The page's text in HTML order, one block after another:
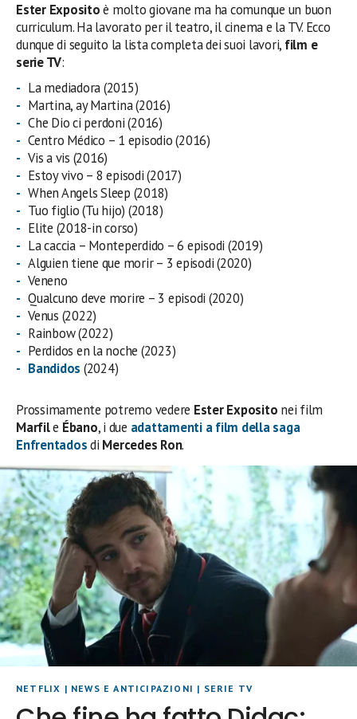
Ester Expositoè molto giovane ma ha comunque un buon
curriculum. Ha lavorato per il teatro, il cinema e la TV. Ecco
dunque di seguito la lista completa dei suoi lavori, film e
serie TV:
La mediadora (2015)
Martina, ay Martina (2016)
Che Dio ci perdoni (2016)
Centro Médico – 1 episodio (2016)
Vis a vis (2016)
Estoy vivo – 8 episodi (2017)
When Angels Sleep (2018)
Tuo figlio (Tu hijo) (2018)
Elite (2018-in corso)
La caccia – Monteperdido – 6 episodi (2019)
Alguien tiene que morir – 3 episodi (2020)
Veneno
Qualcuno deve morire – 3 episodi (2020)
Venus (2022)
Rainbow (2022)
Perdidos en la noche (2023)
Bandidos (2024)
Prossimamente potremo vedere Ester Exposito nei film
Marfile Ébano, i due adattamenti afilm della saga
Enfrentadosdi Mercedes Ron.
NETFLIX | NEWS E ANTICIPAZIONI | SERIE TV